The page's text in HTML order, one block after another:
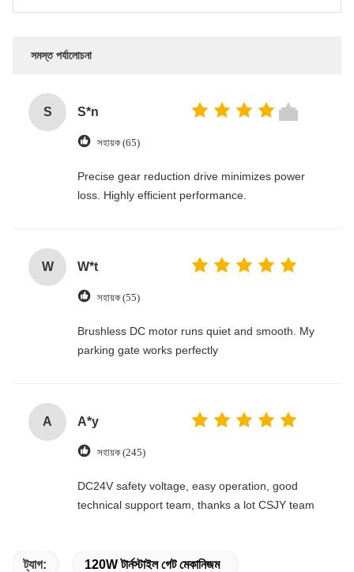
সমস্ত পর্যালোচনা
S S*n
সহায়ক (65)
Precise gear reduction drive minimizes power
loss. Highly efficient performance.
W W*t
সহায়ক (55)
Brushless DC motor runs quiet and smooth. My
parking gate works perfectly
A A*y
সহায়ক (245)
DC24V safety voltage, easy operation, good
technical support team, thanks a lot CSJY team
ট্যাগ: 120W টার্নস্টাইল গেট মেকানিজম